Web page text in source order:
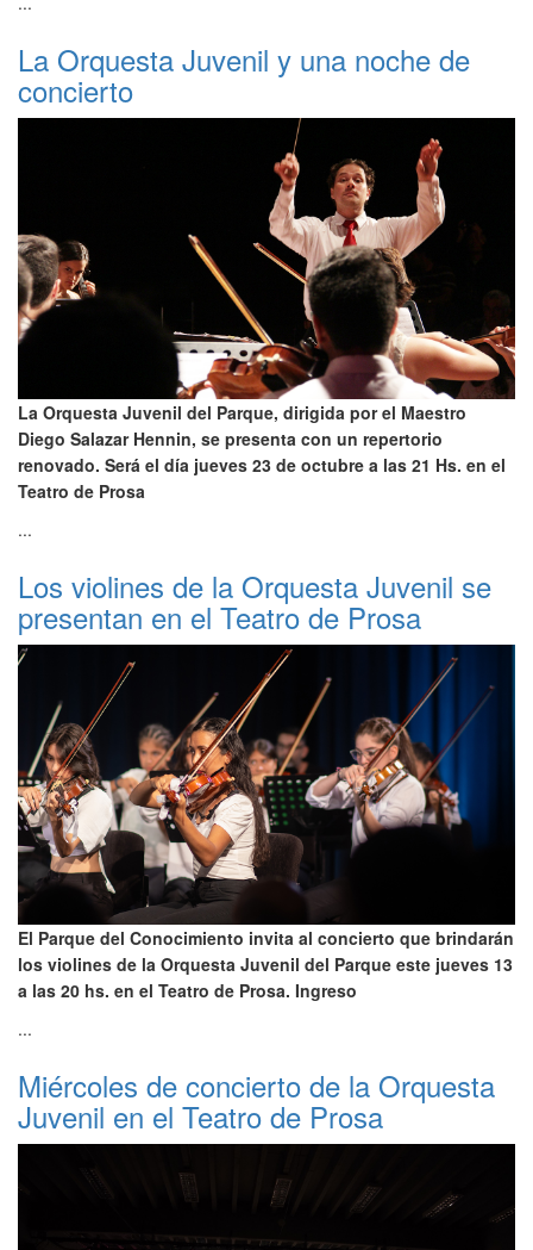
La Orquesta Juvenil y una noche de
concierto
La Orquesta Juvenil del Parque, dirigida por el Maestro
Diego Salazar Hennin, se presenta con un repertorio
renovado. Será el día jueves 23 de octubre a las 21 Hs. en el
Teatro de Prosa
...
Los violines de la Orquesta Juvenil se
presentan en el Teatro de Prosa
El Parque del Conocimiento invita al concierto que brindarán
los violines de la Orquesta Juvenil del Parque este jueves 13
a las 20 hs. en el Teatro de Prosa. Ingreso
...
Miércoles de concierto de la Orquesta
Juvenil en el Teatro de Prosa